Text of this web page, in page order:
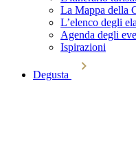
La Mappa della
L’elenco degli
Agenda degli
Ispirazioni
Degusta